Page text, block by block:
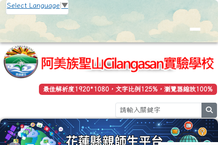
跳至主內容區
花蓮縣立豐濱國小全球資訊網
Select Language ▼
最佳解析度1920*1080，文字比例125%，瀏覽器縮放100%